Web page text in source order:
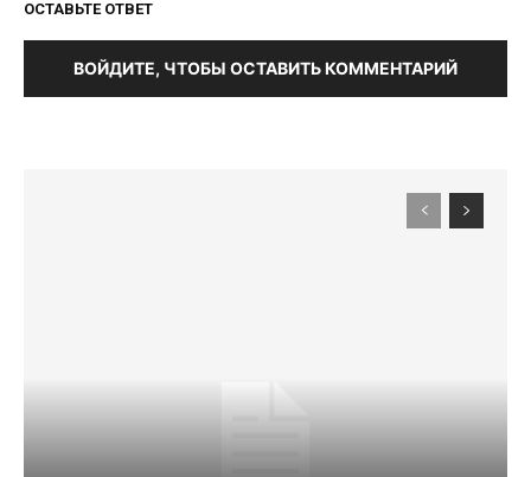
ОСТАВЬТЕ ОТВЕТ
ВОЙДИТЕ, ЧТОБЫ ОСТАВИТЬ КОММЕНТАРИЙ